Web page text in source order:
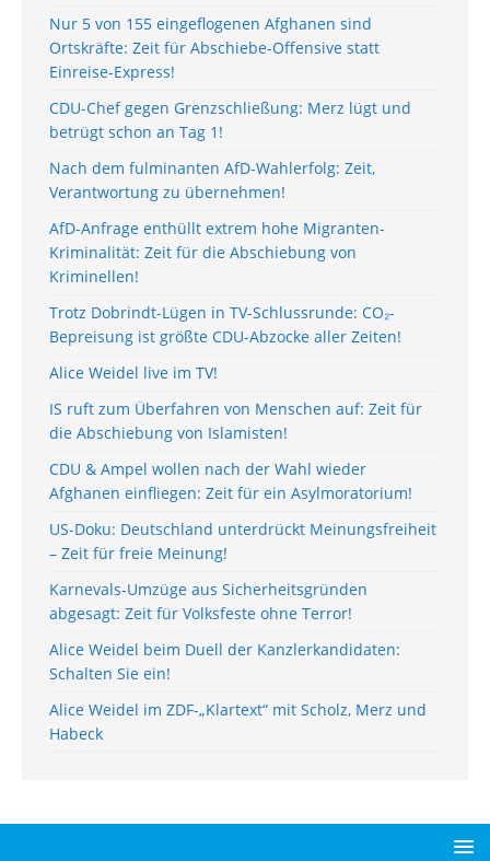
Nur 5 von 155 eingeflogenen Afghanen sind
Ortskräfte: Zeit für Abschiebe-Offensive statt
Einreise-Express!
CDU-Chef gegen Grenzschließung: Merz lügt und
betrügt schon an Tag 1!
Nach dem fulminanten AfD-Wahlerfolg: Zeit,
Verantwortung zu übernehmen!
AfD-Anfrage enthüllt extrem hohe Migranten-
Kriminalität: Zeit für die Abschiebung von
Kriminellen!
Trotz Dobrindt-Lügen in TV-Schlussrunde: CO₂-
Bepreisung ist größte CDU-Abzocke aller Zeiten!
Alice Weidel live im TV!
IS ruft zum Überfahren von Menschen auf: Zeit für
die Abschiebung von Islamisten!
CDU & Ampel wollen nach der Wahl wieder
Afghanen einfliegen: Zeit für ein Asylmoratorium!
US-Doku: Deutschland unterdrückt Meinungsfreiheit
– Zeit für freie Meinung!
Karnevals-Umzüge aus Sicherheitsgründen
abgesagt: Zeit für Volksfeste ohne Terror!
Alice Weidel beim Duell der Kanzlerkandidaten:
Schalten Sie ein!
Alice Weidel im ZDF-„Klartext“ mit Scholz, Merz und
Habeck